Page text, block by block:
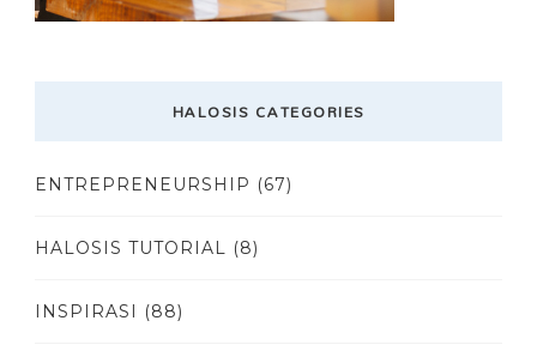
HALOSIS CATEGORIES
ENTREPRENEURSHIP (67)
HALOSIS TUTORIAL (8)
INSPIRASI (88)